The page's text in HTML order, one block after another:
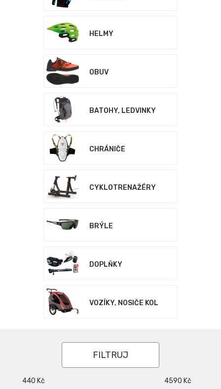
HELMY
OBUV
BATOHY, LEDVINKY
CHRÁNIČE
CYKLOTRENAŽÉRY
BRÝLE
DOPLŇKY
VOZÍKY, NOSIČE KOL
440 Kč 4590 Kč
FILTRUJ